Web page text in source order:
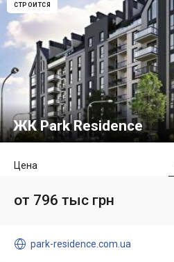
СТРОИТСЯ
ЖК Park Residence
Цена
от 796 тыс грн
 park-residence.com.ua